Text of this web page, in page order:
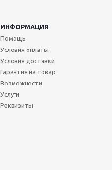
ИНФОРМАЦИЯ
Помощь
Условия оплаты
Условия доставки
Гарантия на товар
Возможности
Услуги
Реквизиты